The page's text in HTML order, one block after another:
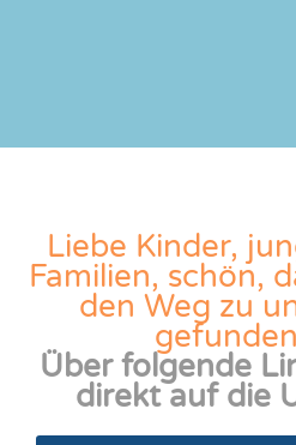
Liebe Kinder,
Familien, schön,
den Weg zu
Über folgende
direkt auf die